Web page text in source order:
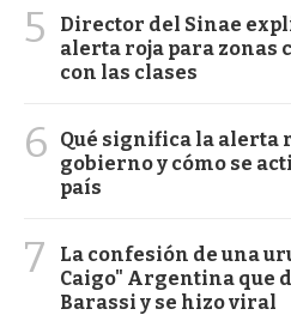
5
Director del Sinae
alerta roja para zonas
con las clases
6
Qué significa la alerta
gobierno y cómo se
país
7
La confesión de una
Caigo" Argentina que
Barassi y se hizo viral